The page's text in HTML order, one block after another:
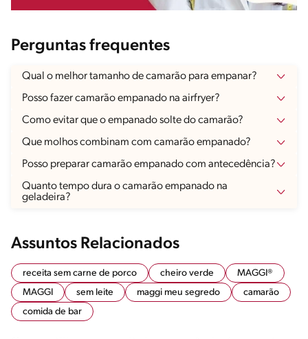
Perguntas frequentes
Qual o melhor tamanho de camarão para empanar?
Posso fazer camarão empanado na airfryer?
Como evitar que o empanado solte do camarão?
Que molhos combinam com camarão empanado?
Posso preparar camarão empanado com antecedência?
Quanto tempo dura o camarão empanado na
geladeira?
Assuntos Relacionados
receita sem carne de porco cheiro verde
MAGGI®
MAGGI
sem leite maggi meu segredo
camarão
comida de bar